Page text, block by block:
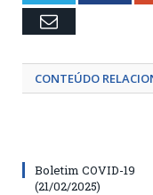
Email
CONTEÚDO
Boletim COVID-19
(21/02/2025)